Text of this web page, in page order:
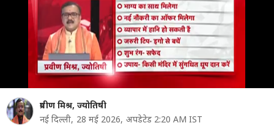
प्रवीण मिश्र, ज्योतिषी
नई दिल्ली, 28 मई 2026, अपडेटेड 2:20 AM IST